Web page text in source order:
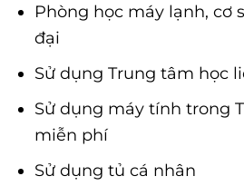
Phòng học máy lạnh, cơ
đại
Sử dụng Trung tâm học
Sử dụng máy tính trong
miễn phí
Sử dụng tủ cá nhân